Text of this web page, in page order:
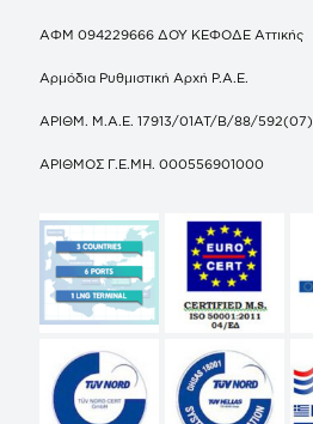
ΑΦΜ 094229666 ΔΟΥ ΚΕΦΟΔΕ Αττικής
Αρμόδια Ρυθμιστική Αρχή Ρ.Α.Ε.
ΑΡΙΘΜ. Μ.Α.Ε. 17913/01ΑΤ/Β/88/592(07)
ΑΡΙΘΜΟΣ Γ.Ε.ΜΗ. 000556901000